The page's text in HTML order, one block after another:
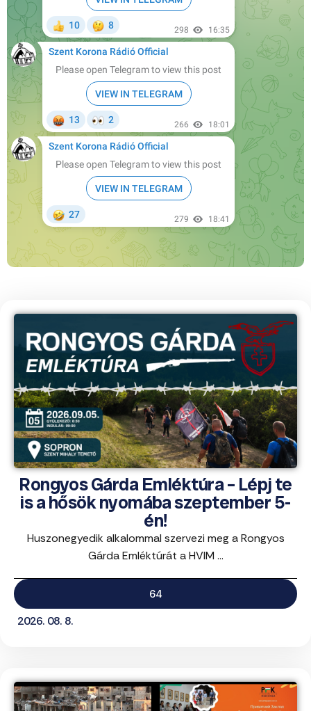
Rongyos Gárda Emléktúra – Lépj te
is a hősök nyomába szeptember 5-
én!
Huszonegyedik alkalommal szervezi meg a Rongyos
Gárda Emléktúrát a HVIM ...
64
2026. 08. 8.